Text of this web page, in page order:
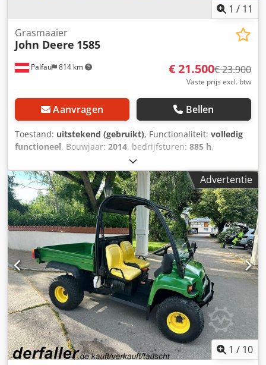
1 / 11
Palfau 814 km
Grasmaaier
John Deere 1585
€ 21.500€ 23.900
Vaste prijs excl. btw
Aanvragen Bellen
Toestand: uitstekend (gebruikt), Functionaliteit: volledig
functioneel, Bouwjaar: 2014, bedrijfsturen: 885 h,
, soort overbrenging:
automatisch, brandstoftype:diesel, eerste registratie:
01/2014, Uitrusting:airconditioning, cabine, hydraulica,
voorste aftakas, John Deere 1585 grasmaaier met 900 l
opvangbak, straattoelating, vierwielaandrijving, 60'
maaidek, extra bedieningsunit aan de voorzijde,
airconditioning. Dsdpfx Adjy Uh E Derokr
Advertentie
1 / 10